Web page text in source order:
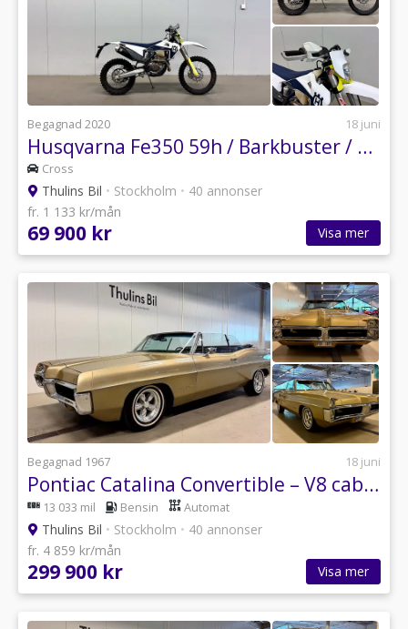
Begagnad 2020 18 juni
Husqvarna Fe350 59h / Barkbuster / LV-regg
Cross
Thulins Bil • Stockholm • 40 annonser
fr. 1 133 kr/mån
69 900 kr Visa mer
Begagnad 1967 18 juni
Pontiac Catalina Convertible – V8 cab i klassiskt wide-track-utförande
13 033 mil Bensin Automat
Thulins Bil • Stockholm • 40 annonser
fr. 4 859 kr/mån
299 900 kr Visa mer